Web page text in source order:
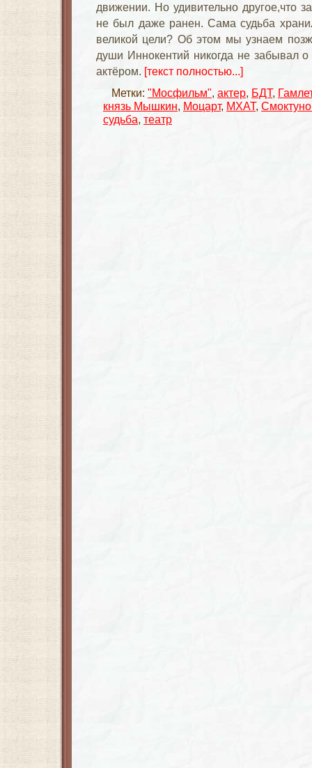
движении. Но удивительно другое,что
не был даже ранен. Сама судьба
великой цели? Об этом мы узнаем
души Иннокентий никогда не забывал
актёром. [текст полностью...]
Метки: "Мосфильм", актер, БДТ, Гамлет
князь Мышкин, Моцарт, МХАТ,
судьба, театр